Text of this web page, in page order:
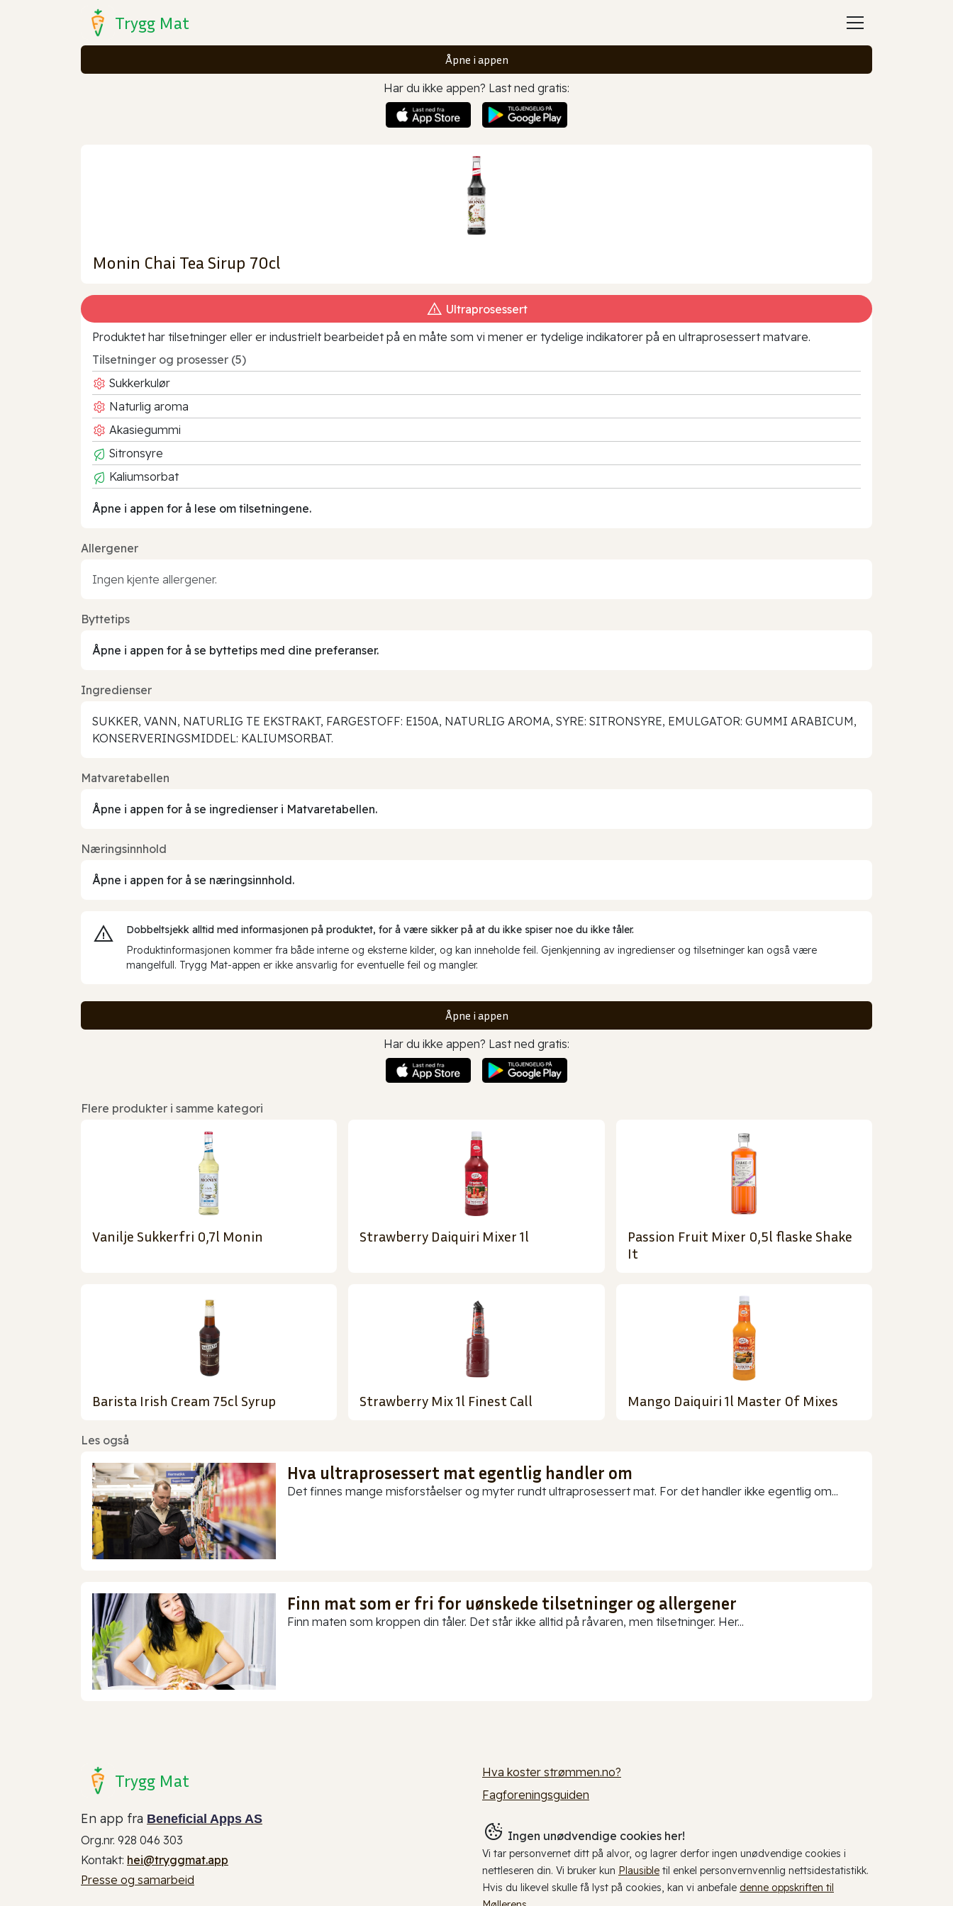
Trygg Mat
Åpne i appen
Har du ikke appen? Last ned gratis:
Monin Chai Tea Sirup 70cl
Ultraprosessert
Produktet har tilsetninger eller er industrielt bearbeidet på en måte som vi mener er tydelige indikatorer på en ultraprosessert matvare.
Tilsetninger og prosesser (5)
Sukkerkulør
Naturlig aroma
Akasiegummi
Sitronsyre
Kaliumsorbat
Åpne i appen for å lese om tilsetningene.
Allergener
Ingen kjente allergener.
Byttetips
Åpne i appen for å se byttetips med dine preferanser.
Ingredienser
SUKKER, VANN, NATURLIG TE EKSTRAKT, FARGESTOFF: E150A, NATURLIG AROMA, SYRE: SITRONSYRE, EMULGATOR: GUMMI ARABICUM,
KONSERVERINGSMIDDEL: KALIUMSORBAT.
Matvaretabellen
Åpne i appen for å se ingredienser i Matvaretabellen.
Næringsinnhold
Åpne i appen for å se næringsinnhold.
Dobbeltsjekk alltid med informasjonen på produktet, for å være sikker på at du ikke spiser noe du ikke tåler.
Produktinformasjonen kommer fra både interne og eksterne kilder, og kan inneholde feil. Gjenkjenning av ingredienser og tilsetninger kan også være
mangelfull. Trygg Mat-appen er ikke ansvarlig for eventuelle feil og mangler.
Åpne i appen
Har du ikke appen? Last ned gratis:
Flere produkter i samme kategori
Vanilje Sukkerfri 0,7l Monin Strawberry Daiquiri Mixer 1l
Passion Fruit Mixer 0,5l flaske Shake
It
Barista Irish Cream 75cl Syrup Strawberry Mix 1l Finest Call Mango Daiquiri 1l Master Of Mixes
Les også
Hva ultraprosessert mat egentlig handler om
Det finnes mange misforståelser og myter rundt ultraprosessert mat. For det handler ikke egentlig om...
Finn mat som er fri for uønskede tilsetninger og allergener
Finn maten som kroppen din tåler. Det står ikke alltid på råvaren, men tilsetninger. Her...
Trygg Mat
En app fra Beneficial Apps AS
Org.nr. 928 046 303
Kontakt: hei@tryggmat.app
Presse og samarbeid
Hva koster strømmen.no?
Fagforeningsguiden
Ingen unødvendige cookies her!
Vi tar personvernet ditt på alvor, og lagrer derfor ingen unødvendige cookies i
nettleseren din. Vi bruker kun Plausible til enkel personvernvennlig nettsidestatistikk.
Hvis du likevel skulle få lyst på cookies, kan vi anbefale denne oppskriften til